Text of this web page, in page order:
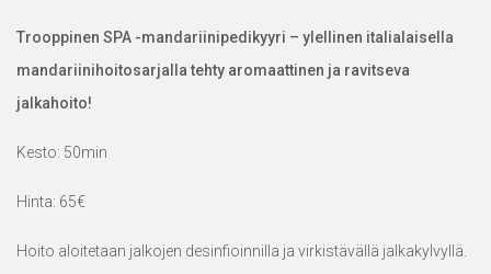
Trooppinen SPA -mandariinipedikyyri – ylellinen italialaisella
mandariinihoitosarjalla tehty aromaattinen ja ravitseva
jalkahoito!
Kesto: 50min
Hinta: 65€
Hoito aloitetaan jalkojen desinfioinnilla ja virkistävällä jalkakylvyllä.